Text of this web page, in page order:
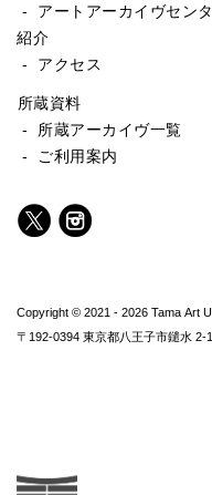
- アートアーカイヴセン
紹介
- アクセス
所蔵資料
- 所蔵アーカイヴ一覧
- ご利用案内
Copyright © 2021 - 2026 Tama Art
〒192-0394 東京都八王子市鑓水